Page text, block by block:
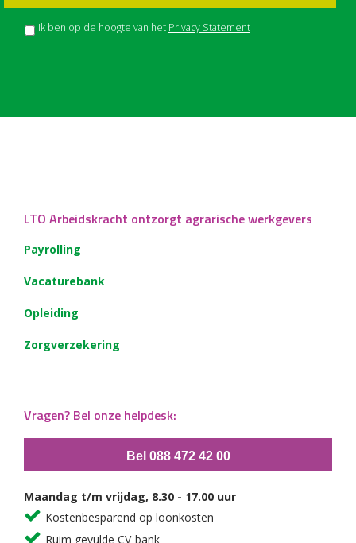
Ik ben op de hoogte van het Privacy Statement
LTO Arbeidskracht ontzorgt agrarische werkgevers
Payrolling
Vacaturebank
Opleiding
Zorgverzekering
Vragen? Bel onze helpdesk:
Bel 088 472 42 00
Maandag t/m vrijdag, 8.30 - 17.00 uur
Kostenbesparend op loonkosten
Ruim gevulde CV-bank